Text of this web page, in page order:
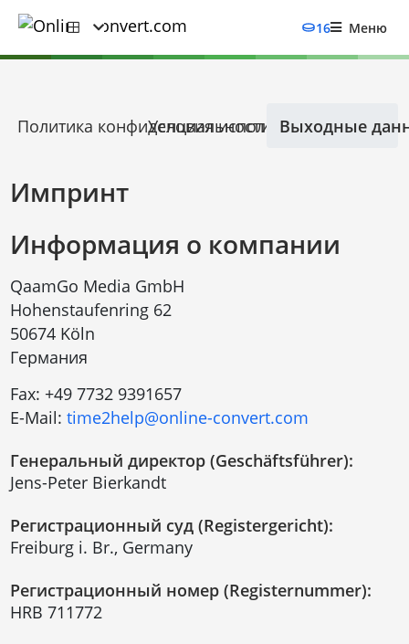
16 Меню
Политика конфиденциальности
Условия использования
Выходные
Импринт
Информация о компании
QaamGo Media GmbH
Hohenstaufenring 62
50674 Köln
Германия
Fax: +49 7732 9391657
E-Mail: time2help@online-convert.com
Генеральный директор (Geschäftsführer):
Jens-Peter Bierkandt
Регистрационный суд (Registergericht):
Freiburg i. Br., Germany
Регистрационный номер (Registernummer):
HRB 711772